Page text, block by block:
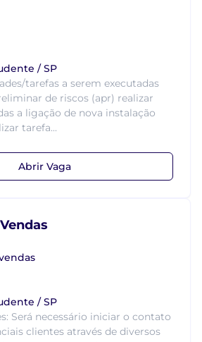
/ SP
tarefas a serem executadas
de riscos (apr) realizar
a ligação de nova instalação
tarefa...
Abrir Vaga
/ SP
Será necessário iniciar o contato
clientes através de diversos